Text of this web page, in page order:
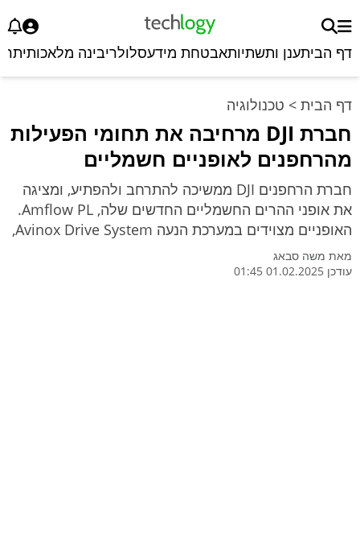
דף הביתענן ותשתיותאבטחת מידעסלולריבינה מלאכותית
דף הבית > טכנולוגיה
חברת DJI מרחיבה את תחומי הפעילות
מהרחפנים לאופניים חשמליים
חברת הרחפנים DJI ממשיכה להתרחב ולהפתיע, ומציגה
את אופני ההרים החשמליים החדשים שלה, Amflow PL.
האופניים מצוידים במערכת הנעה Avinox Drive System,
מאת משה סבאג
עודכן 01.02.2025 01:45